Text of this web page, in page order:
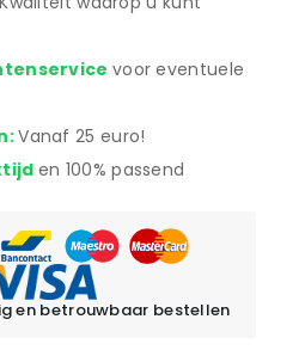
voor eventuele
Vanaf 25 euro!
en 100% passend
en betrouwbaar bestellen